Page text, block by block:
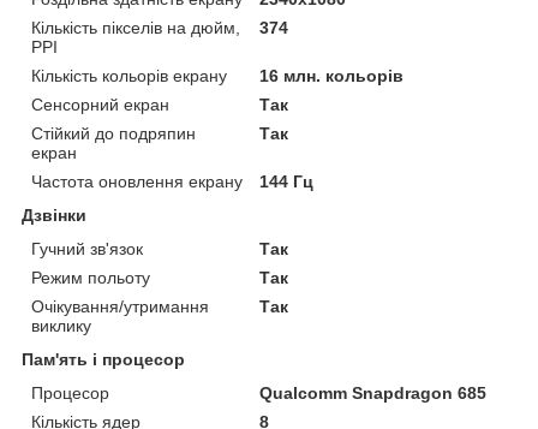
Кількість пікселів на дюйм,
PPI
374
Кількість кольорів екрану
16 млн. кольорів
Сенсорний екран
Так
Стійкий до подряпин
екран
Так
Частота оновлення екрану
144 Гц
Дзвінки
Гучний зв'язок
Так
Режим польоту
Так
Очікування/утримання
виклику
Так
Пам'ять і процесор
Процесор
Qualcomm Snapdragon 685
Кількість ядер
8